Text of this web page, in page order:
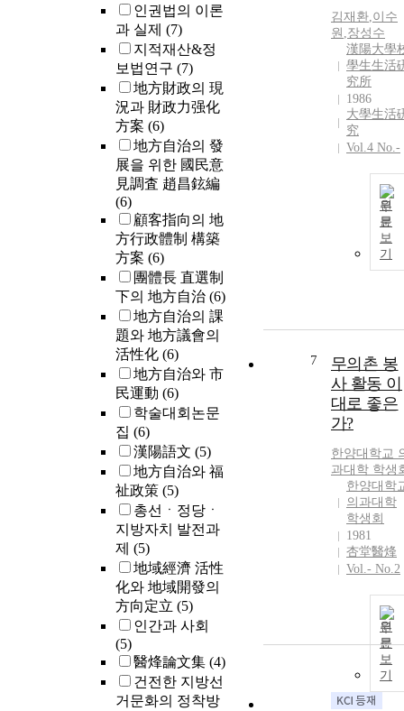
인권법의 이론
과 실제 (7)
지적재산&정
보법연구 (7)
地方財政의 現
況과 財政力强化
方案 (6)
地方自治의 發
展을 위한 國民意
見調査 趙昌鉉編
(6)
顧客指向의 地
方行政體制 構築
方案 (6)
團體長 直選制
下의 地方自治 (6)
地方自治의 課
題와 地方議會의
活性化 (6)
地方自治와 市
民運動 (6)
학술대회논문
집 (6)
漢陽語文 (5)
地方自治와 福
祉政策 (5)
총선ㆍ정당ㆍ
지방자치 발전과
제 (5)
地域經濟 活性
化와 地域開發의
方向定立 (5)
인간과 사회
(5)
醫烽論文集 (4)
건전한 지방선
거문화의 정착방
김재환,이수
원 ,장성수
漢陽大學
學生生活
究所
1986
大學生活
究
Vol.4 No.-
원
문
보
기
7
무의촌 봉
사 활동 이
대로 좋은
가?
한양대학교
과대학 학생
한양대학
의과대학
학생회
1981
杏堂醫烽
Vol.- No.2
원
문
보
기